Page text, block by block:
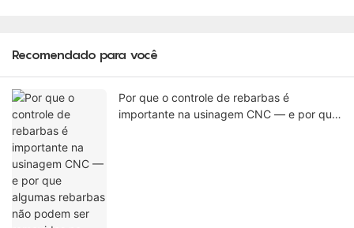
Recomendado para você
Por que o controle de rebarbas é
importante na usinagem CNC — e por que